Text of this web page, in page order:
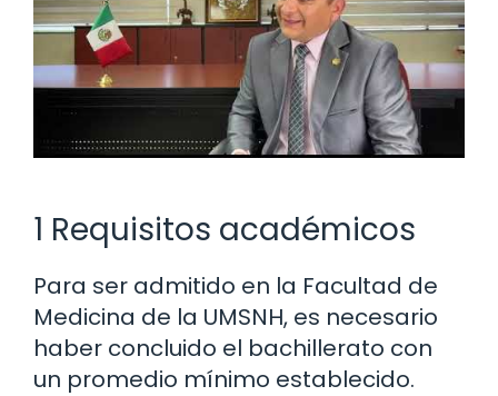
1 Requisitos académicos
Para ser admitido en la Facultad de
Medicina de la UMSNH, es necesario
haber concluido el bachillerato con
un promedio mínimo establecido.